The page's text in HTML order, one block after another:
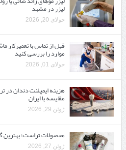
لیزر در مشهد
جولای 20, 2026
قبل از تماس با
موارد را بررسی کنید
جولای 01, 2026
مقایسه با ایران
ژوئن 29, 2026
محصولات تراست؛ بهترین
ژوئن 27, 2026